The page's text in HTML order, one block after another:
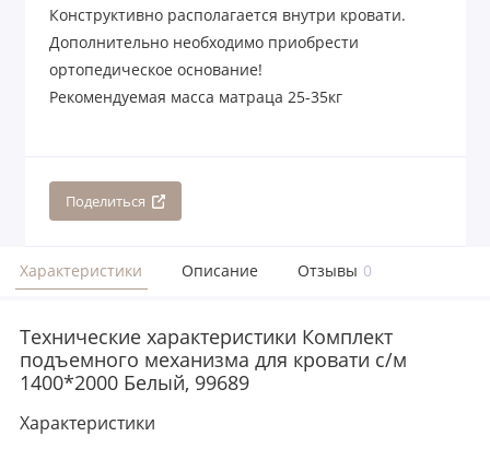
Конструктивно располагается внутри кровати.
Дополнительно необходимо приобрести
ортопедическое основание!
Рекомендуемая масса матраца 25-35кг
Поделиться
Характеристики Описание Отзывы 0
Технические характеристики Комплект
подъемного механизма для кровати с/м
1400*2000 Белый, 99689
Характеристики